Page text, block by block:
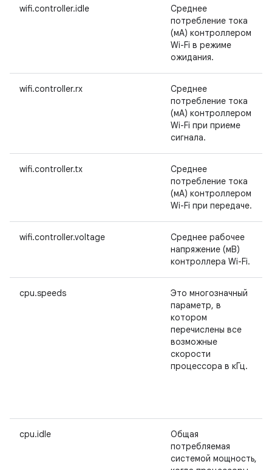
wifi.controller.idle
Среднее
потребление тока
(мА) контроллером
Wi-Fi в режиме
ожидания.
wifi.controller.rx
Среднее
потребление тока
(мА) контроллером
Wi-Fi при приеме
сигнала.
wifi.controller.tx
Среднее
потребление тока
(мА) контроллером
Wi-Fi при передаче.
wifi.controller.voltage
Среднее рабочее
напряжение (мВ)
контроллера Wi-Fi.
cpu.speeds
Это многозначный
параметр, в
котором
перечислены все
возможные
скорости
процессора в кГц.
cpu.idle
Общая
потребляемая
системой мощность,